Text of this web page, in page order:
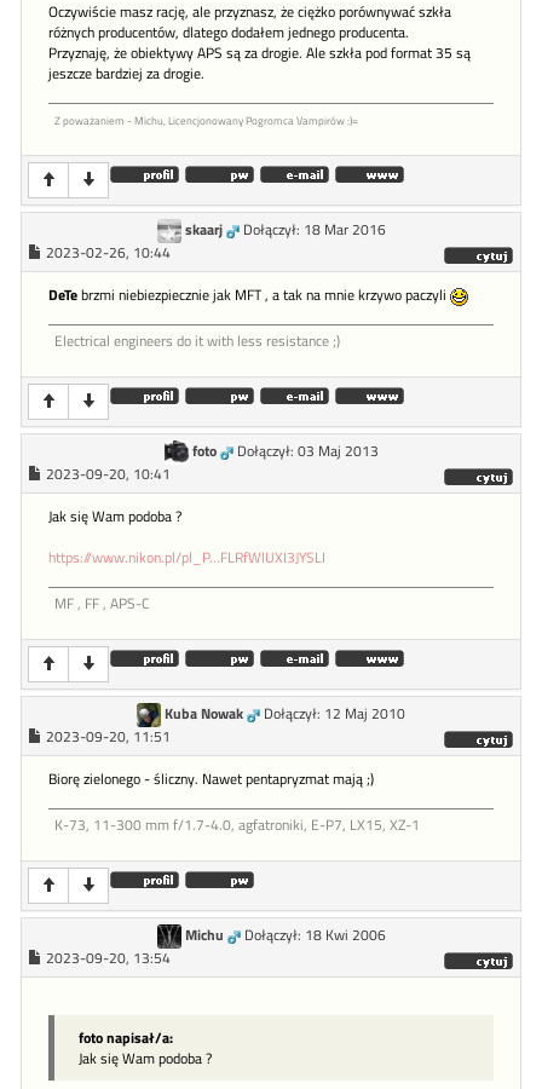
Oczywiście masz rację, ale przyznasz, że ciężko porównywać szkła
różnych producentów, dlatego dodałem jednego producenta.
Przyznaję, że obiektywy APS są za drogie. Ale szkła pod format 35 są
jeszcze bardziej za drogie.
Z poważaniem - Michu, Licencjonowany Pogromca Vampirów :)=
skaarj
Dołączył: 18 Mar 2016
2023-02-26, 10:44
DeTebrzmi niebiezpiecznie jak MFT , a tak na mnie krzywo paczyli
Electrical engineers do it with less resistance ;)
foto
Dołączył: 03 Maj 2013
2023-09-20, 10:41
Jak się Wam podoba ?
https://www.nikon.pl/pl_P...FLRfWlUXI3JYSLI
MF , FF , APS-C
Kuba Nowak
Dołączył: 12 Maj 2010
2023-09-20, 11:51
Biorę zielonego - śliczny. Nawet pentapryzmat mają ;)
K-73, 11-300 mm f/1.7-4.0, agfatroniki, E-P7, LX15, XZ-1
Michu
Dołączył: 18 Kwi 2006
2023-09-20, 13:54
foto napisał/a:
Jak się Wam podoba ?